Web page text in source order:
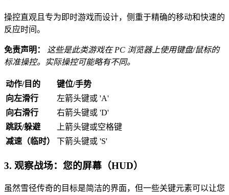
操控直观且专为即时游戏而设计，侧重于精确的移动和快速的
反应时间。
免责声明：
这些是此类游戏在 PC 浏览器上使用键盘/鼠标的
标准操控。实际操控可能略有不同。
动作/目的
键位/手势
向左滑行
左箭头键或 'A'
向右滑行
右箭头键或 'D'
跳跃/躲避
上箭头键或空格键
减速（临时）
下箭头键或 'S'
3. 观察战场：您的屏幕（HUD）
虽然雪径传奇的目标是简洁的界面，但一些关键元素可以让您